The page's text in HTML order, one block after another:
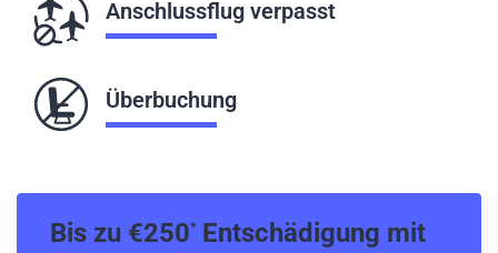
Anschlussflug verpasst
Überbuchung
Bis zu €250*Entschädigung mit